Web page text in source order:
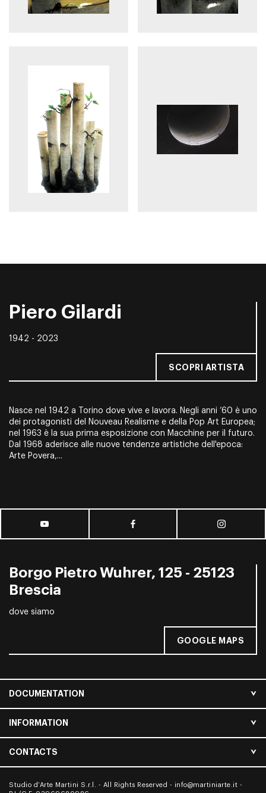
Piero Gilardi
1942 - 2023
SCOPRI ARTISTA
Nasce nel 1942 a Torino dove vive e lavora. Negli anni ’60 è uno
dei protagonisti del Nouveau Realisme e della Pop Art Europea;
nel 1963 è la sua prima esposizione con Macchine per il futuro.
Dal 1968 aderisce alle nuove tendenze artistiche dell'epoca:
Arte Povera,...
Borgo Pietro Wuhrer, 125 - 25123
Brescia
dove siamo
GOOGLE MAPS
DOCUMENTATION
INFORMATION
CONTACTS
Studio d’Arte Martini S.r.l. - All Rights Reserved - info@martiniarte.it -